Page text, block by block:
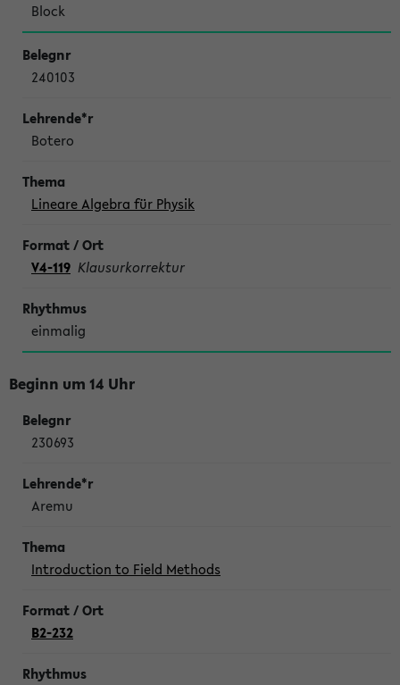
Block
240103
Botero
Lineare Algebra für Physik
V4-119 Klausurkorrektur
einmalig
Beginn um 14 Uhr
230693
Aremu
Introduction to Field Methods
B2-232